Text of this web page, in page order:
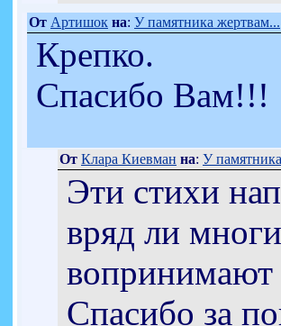
От Артишок на: У памятника жертвам...
Крепко.
Спасибо Вам!!!
От Клара Киевман на: У
Эти стихи
вряд ли
вопринимают
Спасибо за